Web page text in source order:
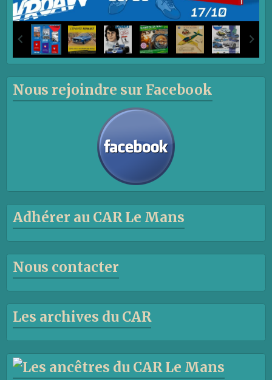
Nous rejoindre sur Facebook
Adhérer au CAR Le Mans
Nous contacter
Les archives du CAR